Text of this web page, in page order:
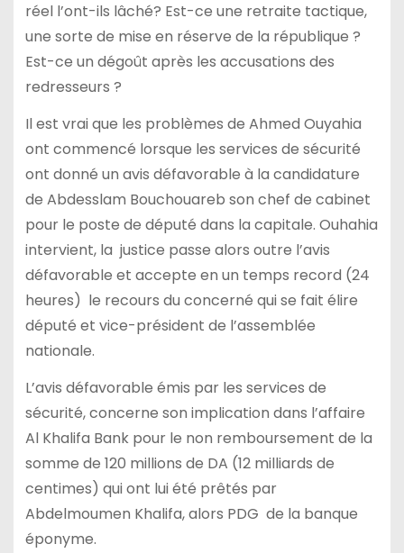
réel l’ont-ils lâché? Est-ce une retraite tactique,
une sorte de mise en réserve de la république ?
Est-ce un dégoût après les accusations des
redresseurs ?
Il est vrai que les problèmes de Ahmed Ouyahia
ont commencé lorsque les services de sécurité
ont donné un avis défavorable à la candidature
de Abdesslam Bouchouareb son chef de cabinet
pour le poste de député dans la capitale. Ouhahia
intervient, la justice passe alors outre l’avis
défavorable et accepte en un temps record (24
heures) le recours du concerné qui se fait élire
député et vice-président de l’assemblée
nationale.
L’avis défavorable émis par les services de
sécurité, concerne son implication dans l’affaire
Al Khalifa Bank pour le non remboursement de la
somme de 120 millions de DA (12 milliards de
centimes) qui ont lui été prêtés par
Abdelmoumen Khalifa, alors PDG de la banque
éponyme.